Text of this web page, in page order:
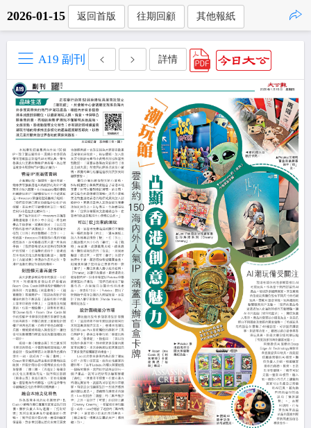
2026-01-15 返回首版 往期回顧 其他報紙
A19 副刊 詳情